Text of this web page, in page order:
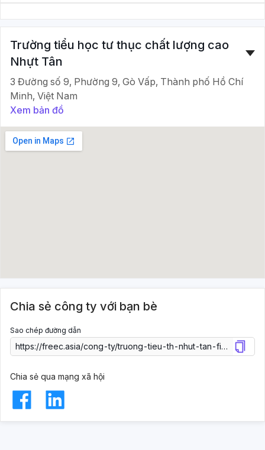
Trường tiểu học tư thục chất lượng cao
Nhựt Tân
3 Đường số 9, Phường 9, Gò Vấp, Thành phố Hồ Chí
Minh, Việt Nam
Xem bản đồ
Chia sẻ công ty với bạn bè
Sao chép đường dẫn
Chia sẻ qua mạng xã hội